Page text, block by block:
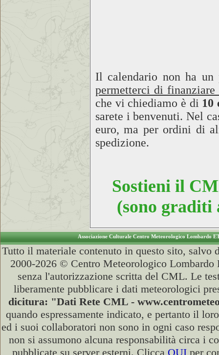
Il calendario non ha
permetterci di finanziare
che vi chiediamo è di 10
sarete i benvenuti. Nel
euro, ma per ordini di
spedizione.
Sostieni il
(sono
Associazione Culturale Centro Meteorologico Lombardo
Tutto il materiale contenuto in questo sito, salvo
2000-2026 © Centro Meteorologico
senza l'autorizzazione scritta del CML. Le
liberamente pubblicare i dati meteorologici
dicitura: "Dati Rete CML -
quando espressamente indicato, e pertanto il
ed i suoi collaboratori non sono in ogni caso
non si assumono alcuna responsabilità circa i
pubblicate su server esterni. Clicca QUIper